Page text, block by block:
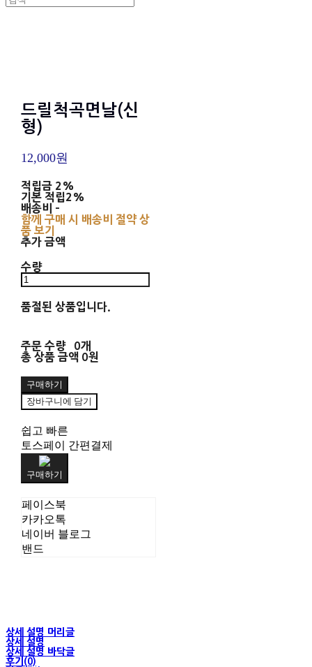
드릴척곡면날(신
형)
12,000원
적립금 2%
기본 적립2%
배송비 -
함께 구매 시 배송비 절약 상
품 보기
추가 금액
수량
품절된 상품입니다.
주문 수량
0개
총 상품 금액 0원
구매하기
장바구니에 담기
쉽고 빠른
토스페이 간편결제
구매하기
페이스북
카카오톡
네이버 블로그
밴드
상세 설명 머리글
상세 설명
상세 설명 바닥글
후기(0)